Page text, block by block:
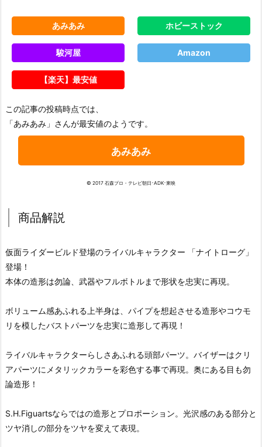
あみあみ ホビーストック
駿河屋 Amazon
【楽天】最安値
この記事の投稿時点では、
「あみあみ」さんが最安値のようです。
あみあみ
© 2017 石森プロ・テレビ朝日･ADK･東映
商品解説
仮面ライダービルド登場のライバルキャラクター 「ナイトローグ」
登場！
本体の造形は勿論、武器やフルボトルまで形状を忠実に再現。
ボリューム感あふれる上半身は、パイプを想起させる造形やコウモ
リを模したバストパーツを忠実に造形して再現！
ライバルキャラクターらしさあふれる頭部パーツ。バイザーはクリ
アパーツにメタリックカラーを彩色する事で再現。奥にある目も勿
論造形！
S.H.Figuartsならではの造形とプロポーション。光沢感のある部分と
ツヤ消しの部分をツヤを変えて表現。